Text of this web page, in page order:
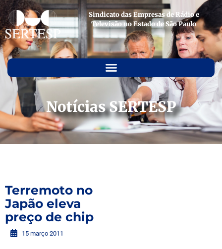
Sindicato das Empresas de Rádio e
Televisão no Estado de São Paulo
Notícias SERTESP
Terremoto no
Japão eleva
preço de chip
15 março 2011